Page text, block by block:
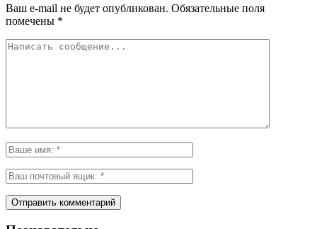
Ваш e-mail не будет опубликован. Обязательные поля
помечены *